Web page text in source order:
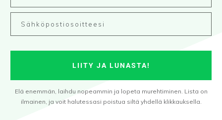
LIITY JA LUNASTA!
Elä enemmän, laihdu nopeammin ja lopeta murehtiminen. Lista on
ilmainen, ja voit halutessasi poistua siltä yhdellä klikkauksella.